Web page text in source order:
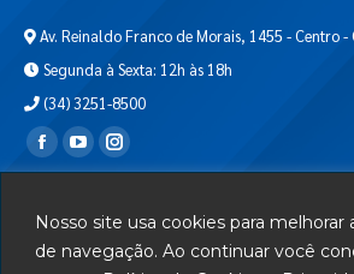
Nosso site usa cookies para melhorar
de navegação. Ao continuar você
Av. Reinaldo Franco de Morais, 1455 - Centro -
Segunda à Sexta: 12h às 18h
(34) 3251-8500
Encontre-nos em:
Departamento de T.I.